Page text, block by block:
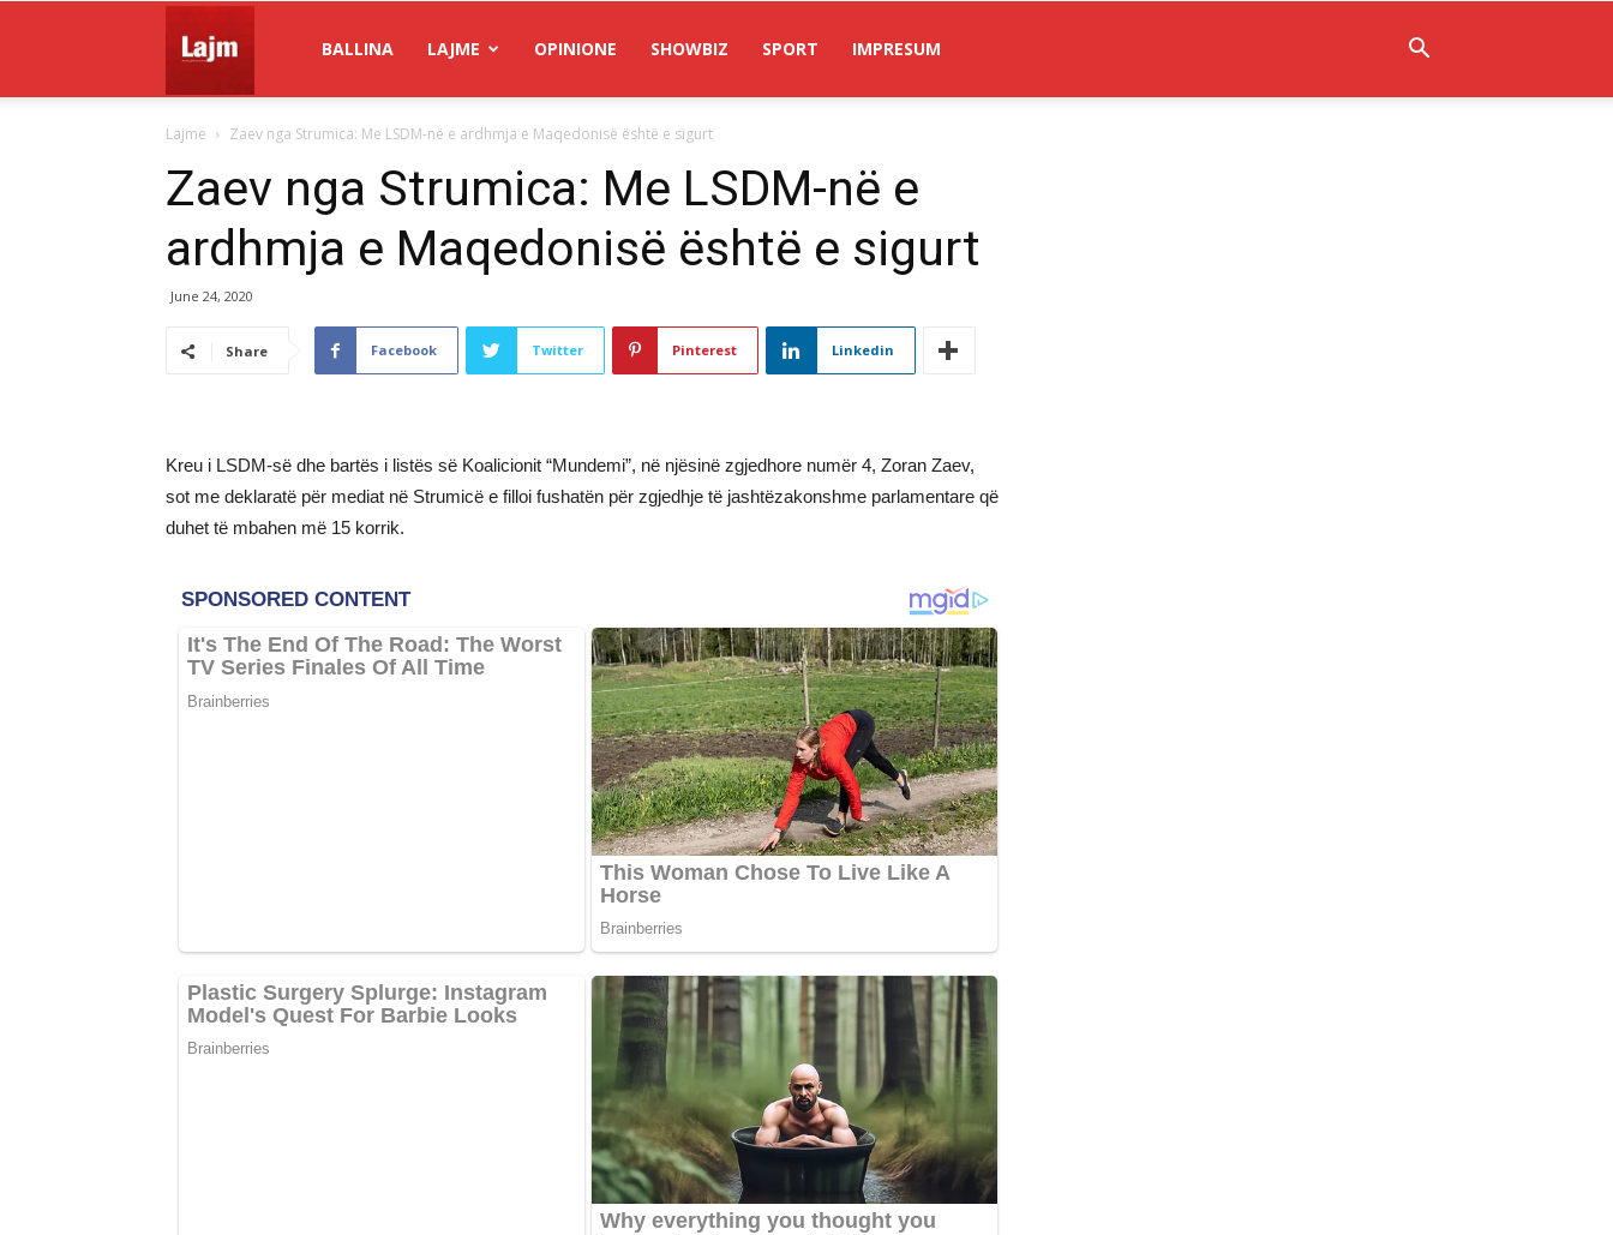
Lajm
BALLINA LAJME OPINIONE SHOWBIZ SPORT IMPRESUM
Lajme Zaev nga Strumica: Me LSDM-në e ardhmja e Maqedonisë është e sigurt
Zaev nga Strumica: Me LSDM-në e
ardhmja e Maqedonisë është e sigurt
June 24, 2020
Share Facebook Twitter Pinterest Linkedin
Kreu i LSDM-së dhe bartës i listës së Koalicionit “Mundemi”, në njësinë zgjedhore numër 4, Zoran Zaev,
sot me deklaratë për mediat në Strumicë e filloi fushatën për zgjedhje të jashtëzakonshme parlamentare që
duhet të mbahen më 15 korrik.